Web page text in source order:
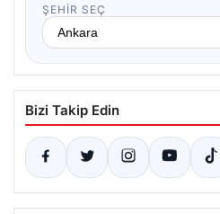
ŞEHIR SEÇ
Bizi Takip Edin